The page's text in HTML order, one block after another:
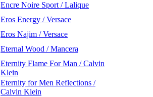
Encre Noire Sport / Lalique
Eros Energy / Versace
Eros Najim / Versace
Eternal Wood / Mancera
Eternity Flame For Man / Calvin
Klein
Eternity for Men Reflections /
Calvin Klein